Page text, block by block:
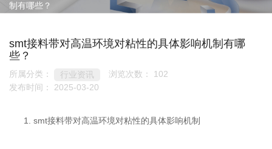
制有哪些？
smt接料带对高温环境对粘性的具体影响机制有哪
些？
所属分类： 行业资讯 浏览次数： 102
发布时间： 2025-03-20
smt接料带对高温环境对粘性的具体影响机制